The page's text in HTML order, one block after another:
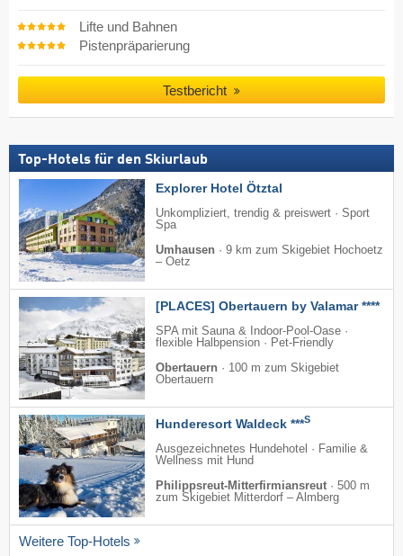
Lifte und Bahnen
Pistenpräparierung
Testbericht
Top-Hotels für den Skiurlaub
Explorer Hotel Ötztal
Unkompliziert, trendig & preiswert · Sport
Spa
Umhausen · 9 km zum Skigebiet Hochoetz
– Oetz
[PLACES] Obertauern by Valamar ****
SPA mit Sauna & Indoor-Pool-Oase ·
flexible Halbpension · Pet-Friendly
Obertauern · 100 m zum Skigebiet
Obertauern
Hunderesort Waldeck ***S
Ausgezeichnetes Hundehotel · Familie &
Wellness mit Hund
Philippsreut-Mitterfirmiansreut · 500 m
zum Skigebiet Mitterdorf – Almberg
Weitere Top-Hotels